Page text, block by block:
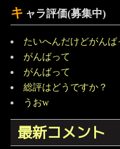
キ ャラ評価(募集中)
たいへんだけどがんば
がんばって
がんばって
総評はどうですか？
うおw
最新コメント